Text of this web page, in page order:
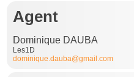
Agent
Dominique DAUBA
Les1D
dominique.dauba@gmail.com